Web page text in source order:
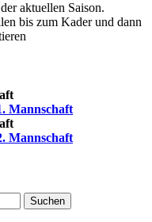
aktuellen Saison.
bis zum Kader und dann
Mannschaft
Mannschaft
Suchen